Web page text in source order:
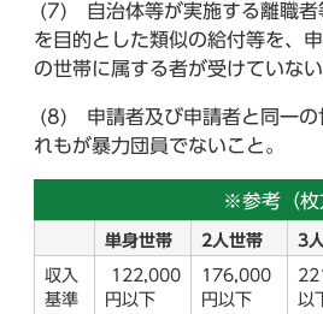
(7) 自治体等が実施する離職者
を目的とした類似の給付等を、
の世帯に属する者が受けていない
(8) 申請者及び申請者と同一の
れもが暴力団員でないこと。
※参考（枚
単身世帯 2人世帯 3
収入
基準
122,000
円以下
176,000
円以下
以